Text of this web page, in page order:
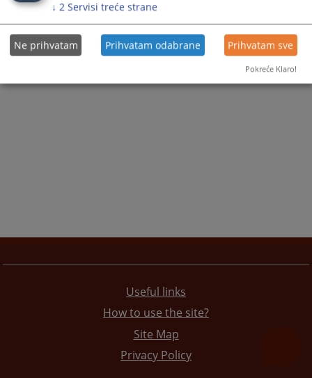
Useful links
How to use the site?
Site Map
Privacy Policy
↓ 2 Servisi treće strane
Ne prihvatam Prihvatam odabrane Prihvatam sve
Pokreće Klaro!